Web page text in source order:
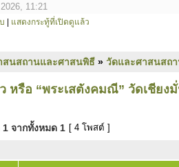
11:21
แสดงกระทู้ที่เปิดดูแล้ว
สนสถานและศาสนพิธี » วัดและศาสนสถ
หรือ “พระเสตังคมณี” วัดเชียง
1 จากทั้งหมด 1 [ 4 โพสต์ ]